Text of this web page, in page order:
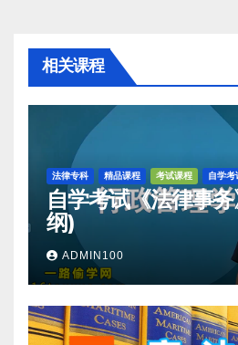
相关课程
法律专科 精品课程 考试课程 自学考
自学考试《法律事
纲)
ADMIN100